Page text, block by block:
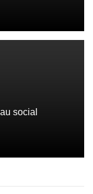
social